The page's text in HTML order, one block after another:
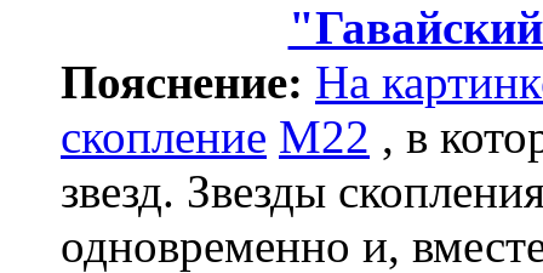
Пояснение: На
скопление M22 , в
звезд. Звезды
одновременно и,